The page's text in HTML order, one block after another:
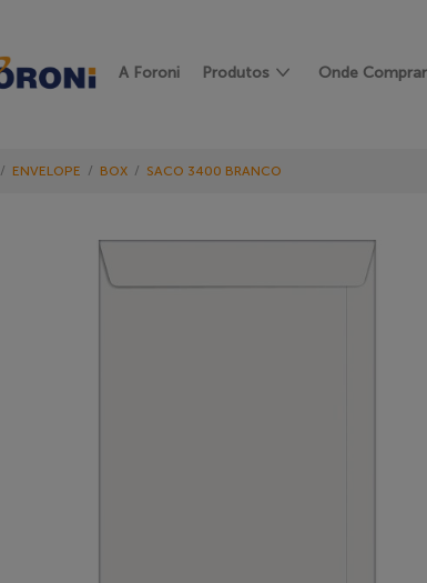
A Foroni Produtos Onde Comprar
/ ENVELOPE / BOX / SACO 3400 BRANCO